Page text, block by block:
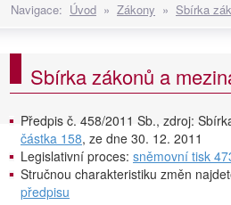
Navigace: Úvod » Zákony » Sbírka
Sbírka zákonů a
Předpis č. 458/2011 Sb., zdroj:
částka 158, ze dne 30. 12. 2011
Legislativní proces: sněmovní tisk
Stručnou charakteristiku změn
předpisu